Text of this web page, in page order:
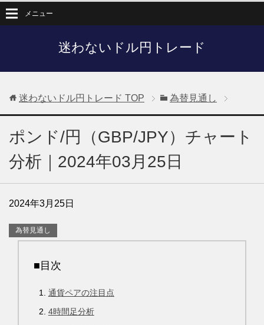
迷わないドル円トレード
メニュー
迷わないドル円トレード TOP 為替見通し
ポンド/円（GBP/JPY）チャート
分析｜2024年03月25日
2024年3月25日
為替見通し
■目次
通貨ペアの注目点
4時間足分析